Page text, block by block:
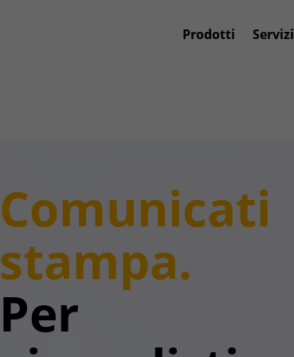
Prodotti Servizi
Comunicati
stampa.
Per